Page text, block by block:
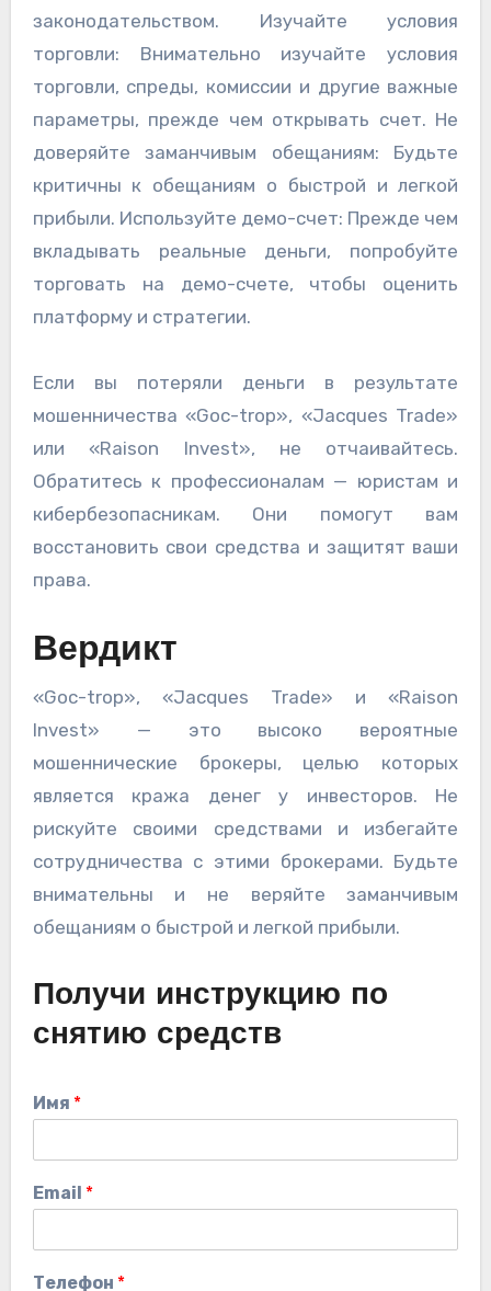
законодательством. Изучайте условия
торговли: Внимательно изучайте условия
торговли, спреды, комиссии и другие важные
параметры, прежде чем открывать счет. Не
доверяйте заманчивым обещаниям: Будьте
критичны к обещаниям о быстрой и легкой
прибыли. Используйте демо-счет: Прежде чем
вкладывать реальные деньги, попробуйте
торговать на демо-счете, чтобы оценить
платформу и стратегии.
Если вы потеряли деньги в результате
мошенничества «Goc-trop», «Jacques Trade»
или «Raison Invest», не отчаивайтесь.
Обратитесь к профессионалам — юристам и
кибербезопасникам. Они помогут вам
восстановить свои средства и защитят ваши
права.
Вердикт
«Goc-trop», «Jacques Trade» и «Raison
Invest» — это высоко вероятные
мошеннические брокеры, целью которых
является кража денег у инвесторов. Не
рискуйте своими средствами и избегайте
сотрудничества с этими брокерами. Будьте
внимательны и не веряйте заманчивым
обещаниям о быстрой и легкой прибыли.
Получи инструкцию по
снятию средств
Имя *
Email *
Телефон *